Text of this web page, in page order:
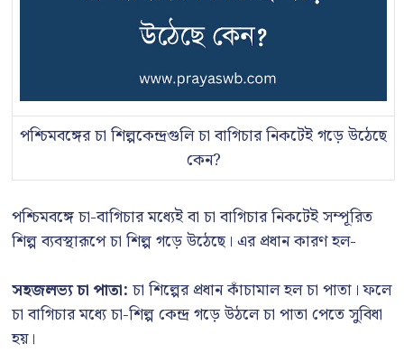
পশ্চিমবঙ্গের চা শিল্পকেন্দ্রগুলি চা বাগিচার নিকটেই গড়ে উঠেছে
কেন?
পশ্চিমবঙ্গে চা-বাগিচার মধ্যেই বা চা বাগিচার নিকটেই সম্পূরিত
শিল্প ব্যবস্থারূপে চা শিল্প গড়ে উঠেছে। এর প্রধান কারণ হল-
সহজলভ্য চা পাতা: চা শিল্পের প্রধান কাঁচামাল হল চা পাতা। ফলে
চা বাগিচার মধ্যে চা-শিল্প কেন্দ্র গড়ে উঠলে চা পাতা পেতে সুবিধা
হয়।